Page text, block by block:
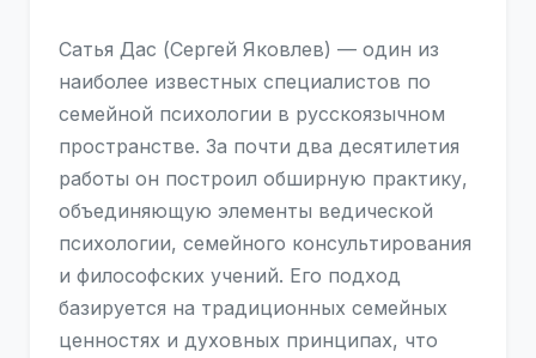
Сатья Дас (Сергей Яковлев) — один из
наиболее известных специалистов по
семейной психологии в русскоязычном
пространстве. За почти два десятилетия
работы он построил обширную практику,
объединяющую элементы ведической
психологии, семейного консультирования
и философских учений. Его подход
базируется на традиционных семейных
ценностях и духовных принципах, что